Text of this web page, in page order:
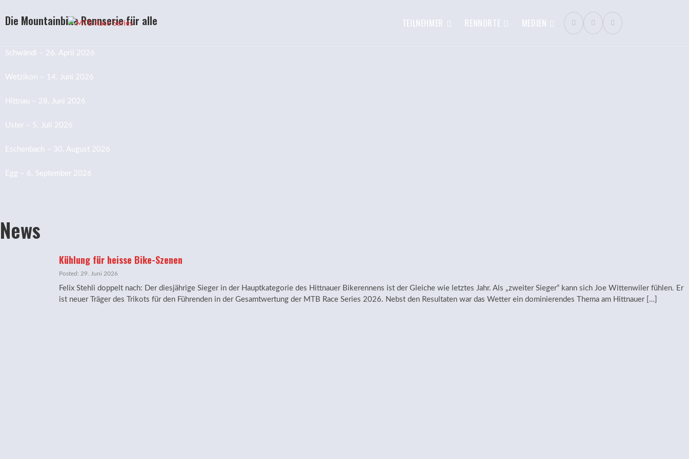
TEILNEHMER RENNORTE MEDIEN
Die Mountainbike Rennserie für alle
Schwändi – 26. April 2026
Wetzikon – 14. Juni 2026
Hittnau – 28. Juni 2026
Uster – 5. Juli 2026
Eschenbach – 30. August 2026
Egg – 6. September 2026
News
Kühlung für heisse Bike-Szenen
Posted: 29. Juni 2026
Felix Stehli doppelt nach: Der diesjährige Sieger in der Hauptkategorie des Hittnauer Bikerennens ist der Gleiche wie letztes Jahr. Als „zweiter Sieger“ kann sich Joe Wittenwiler fühlen. Er
ist neuer Träger des Trikots für den Führenden in der Gesamtwertung der MTB Race Series 2026. Nebst den Resultaten war das Wetter ein dominierendes Thema am Hittnauer […]